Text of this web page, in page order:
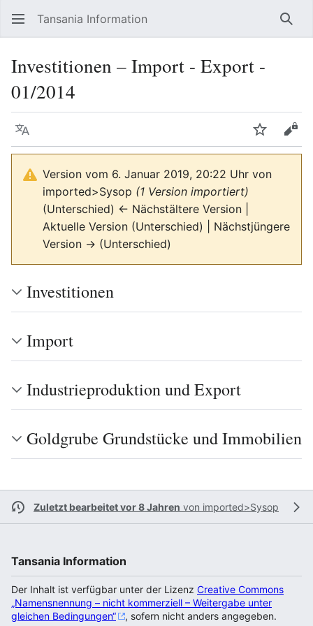
Tansania Information
Investitionen – Import - Export -
01/2014
Sprache
Version vom 6. Januar 2019, 20:22 Uhr von
imported>Sysop (1 Version importiert)
(Unterschied) ← Nächstältere Version |
Aktuelle Version (Unterschied) | Nächstjüngere
Version → (Unterschied)
Investitionen
Import
Industrieproduktion und Export
Goldgrube Grundstücke und Immobilien
Zuletzt bearbeitet vor 8 Jahren von imported>Sysop
Tansania Information
Der Inhalt ist verfügbar unter der Lizenz Creative Commons
„Namensnennung – nicht kommerziell – Weitergabe unter
gleichen Bedingungen“
, sofern nicht anders angegeben.